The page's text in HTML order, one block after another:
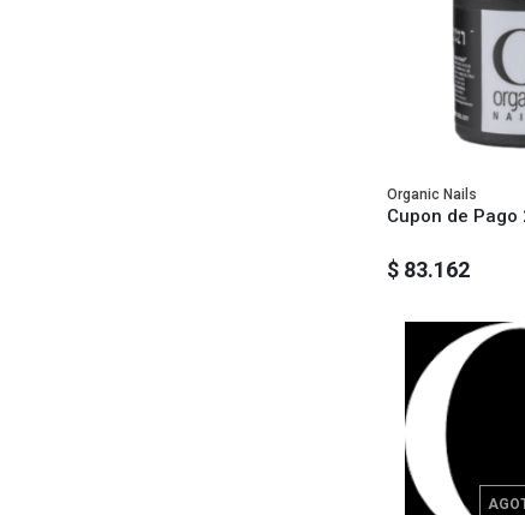
Organic Nails
Cupon de Pago
$ 83.162